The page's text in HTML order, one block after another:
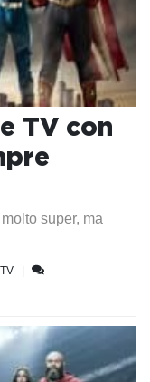
TV con
super, ma